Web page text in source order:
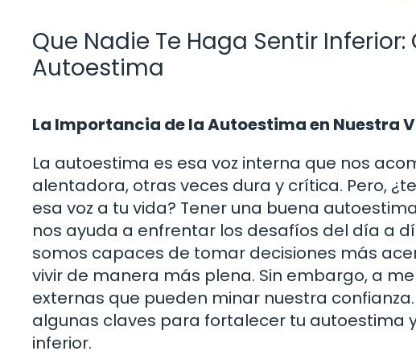
Que Nadie Te Haga Sentir
Autoestima
La Importancia de la Autoestima en Nuestra
La autoestima es esa voz interna que nos
alentadora, otras veces dura y crítica. Pero,
esa voz a tu vida? Tener una buena
nos ayuda a enfrentar los desafíos del día a
somos capaces de tomar decisiones más
vivir de manera más plena. Sin embargo, a
externas que pueden minar nuestra
algunas claves para fortalecer tu autoestima
inferior.